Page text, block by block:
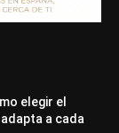
elegir el
a cada